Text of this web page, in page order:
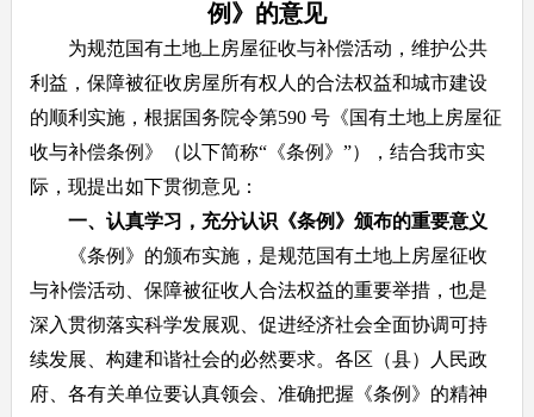
例》的意见
为规范国有土地上房屋征收与补偿活动，维护公共
利益，保障被征收房屋所有权人的合法权益和城市建设
的顺利实施，根据国务院令第590 号《国有土地上房屋征
收与补偿条例》（以下简称“《条例》”），结合我市实
际，现提出如下贯彻意见：
一、认真学习，充分认识《条例》颁布的重要意义
《条例》的颁布实施，是规范国有土地上房屋征收
与补偿活动、保障被征收人合法权益的重要举措，也是
深入贯彻落实科学发展观、促进经济社会全面协调可持
续发展、构建和谐社会的必然要求。各区（县）人民政
府、各有关单位要认真领会、准确把握《条例》的精神